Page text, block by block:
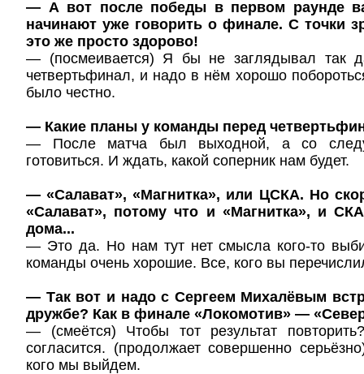
— А вот после победы в первом раунде
начинают уже говорить о финале. С точки
это же просто здорово!
— (посмеивается) Я бы не заглядывал так
четвертьфинал, и надо в нём хорошо
было честно.
— Какие планы у команды перед
— После матча был выходной, а со
готовиться. И ждать, какой соперник нам будет.
— «Салават», «Магнитка», или ЦСКА. Но
«Салават», потому что и «Магнитка», и
дома...
— Это да. Но нам тут нет смысла кого-то
команды очень хорошие. Все, кого вы
— Так вот и надо с Сергеем Михалёвым
дружбе? Как в финале «Локомотив» —
— (смеётся) Чтобы тот результат
согласится. (продолжает совершенно
кого мы выйдем.